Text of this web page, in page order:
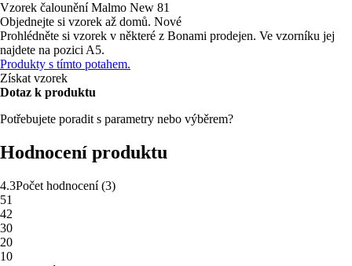
Vzorek čalounění Malmo New 81
Objednejte si vzorek až domů. Nové
Prohlédněte si vzorek v některé z Bonami prodejen. Ve vzorníku jej
najdete na pozici A5.
Produkty s tímto potahem.
Získat vzorek
Dotaz k produktu
Potřebujete poradit s parametry nebo výběrem?
Hodnocení produktu
4.3Počet hodnocení(3)
51
42
30
20
10